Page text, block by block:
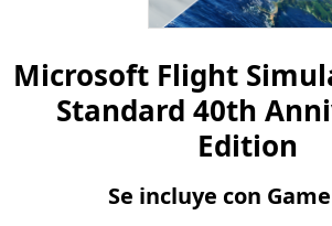
Microsoft Flight
Standard 40th
Edition
Se incluye con